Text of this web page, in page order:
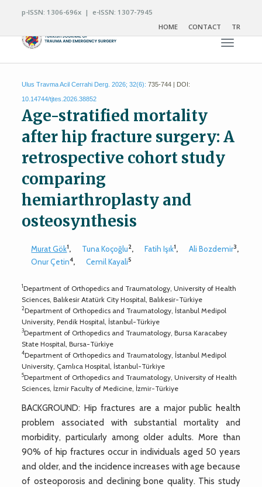
p-ISSN: 1306-696x | e-ISSN: 1307-7945
HOME
CONTACT TR
Toggle
Ulus Travma Acil Cerrahi Derg. 2026; 32(6): 735-744 | DOI:
10.14744/tjtes.2026.38852
Age-stratified mortality
after hip fracture surgery: A
retrospective cohort study
comparing
hemiarthroplasty and
osteosynthesis
Murat Gök1, Tuna Koçoğlu2, Fatih Işık1, Ali Bozdemir3,
Onur Çetin4, Cemil Kayali5
1Department of Orthopedics and Traumatology, University of Health
Sciences, Balıkesir Atatürk City Hospital, Balıkesir-Türkiye
2Department of Orthopedics and Traumatology, İstanbul Medipol
University, Pendik Hospital, İstanbul-Türkiye
3Department of Orthopedics and Traumatology, Bursa Karacabey
State Hospital, Bursa-Türkiye
4Department of Orthopedics and Traumatology, İstanbul Medipol
University, Çamlıca Hospital, İstanbul-Türkiye
5Department of Orthopedics and Traumatology, University of Health
Sciences, İzmir Faculty of Medicine, İzmir-Türkiye
BACKGROUND: Hip fractures are a major public health
problem associated with substantial mortality and
morbidity, particularly among older adults. More than
90% of hip fractures occur in individuals aged 50 years
and older, and the incidence increases with age because
of osteoporosis and declining bone quality. This study